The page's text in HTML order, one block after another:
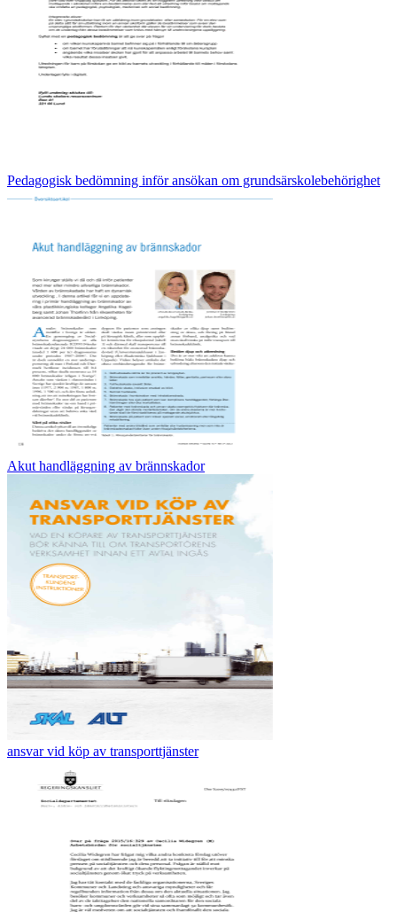
Pedagogisk bedömning inför ansökan om grundsärskolebehörighet
Akut handläggning av brännskador
ansvar vid köp av transporttjänster